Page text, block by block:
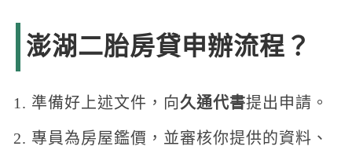
澎湖二胎房貸申辦流程？
準備好上述文件，向久通代書提出申請。
專員為房屋鑑價，並審核你提供的資料、